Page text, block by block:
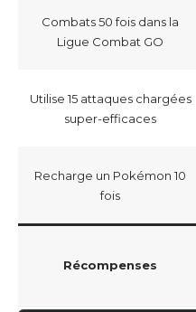
Combats 50 fois dans la
Ligue Combat GO
Utilise 15 attaques chargées
super-efficaces
Recharge un Pokémon 10
fois
Récompenses